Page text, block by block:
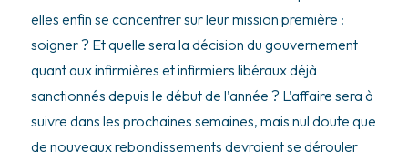
elles enfin se concentrer sur leur mission première :
soigner ? Et quelle sera la décision du gouvernement
quant aux infirmières et infirmiers libéraux déjà
sanctionnés depuis le début de l’année ? L’affaire sera à
suivre dans les prochaines semaines, mais nul doute que
de nouveaux rebondissements devraient se dérouler